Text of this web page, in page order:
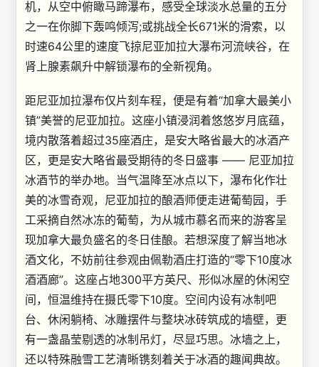
机，从空中俯瞰马蹄瀑布，感受全球淡水总量的五分
之一在你脚下轰鸣倾泻;或挑战全长671米的滑索，以
时速64公里的速度飞掠尼亚加拉大瀑布河流峡谷，在
肾上腺素飙升中解锁瀑布的全新视角。
距尼亚加拉瀑布仅片刻车程，便是有着“加拿大最美小
镇”美誉的尼亚加拉。这座小镇浸润着悠悠岁月底蕴，
境内散落着超过35座酒庄，是安大略省最大的冰酒产
区，更是安大略省最受期待的冬日盛事 —— 尼亚加拉
冰酒节的举办地。当气温降至冰点以下，瀑布化作壮
美的冰雪奇观，尼亚加拉的酿酒师便走进葡萄园，手
工采摘自然冰冻的葡萄，为从城市慕名而来的游客呈
现加拿大最负盛名的冬日佳酿。若想深度了解当地冰
酒文化，不妨前往参观由佩勒酒庄打造的“零下10度冰
酒酒廊”。这座占地300平方英尺、形似冰屋的休闲空
间，恒温维持在摄氏零下10度。空间内设有冰制吧
台、休闲躺椅、冰雕摆件与整块冰砖筑成的墙壁，更
有一盏晶莹剔透的冰制吊灯，尽显巧思。冰墙之上，
还以特殊融雪工艺清晰镌刻着关于冰酒的趣闻典故。